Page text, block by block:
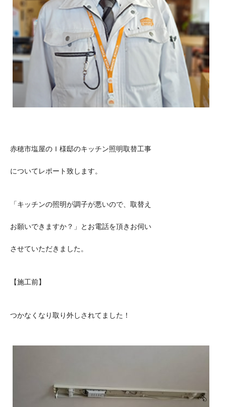
赤穂市塩屋のＩ様邸のキッチン照明取替工事
についてレポート致します。
「キッチンの照明が調子が悪いので、取替え
お願いできますか？」とお電話を頂きお伺い
させていただきました。
【施工前】
つかなくなり取り外しされてました！